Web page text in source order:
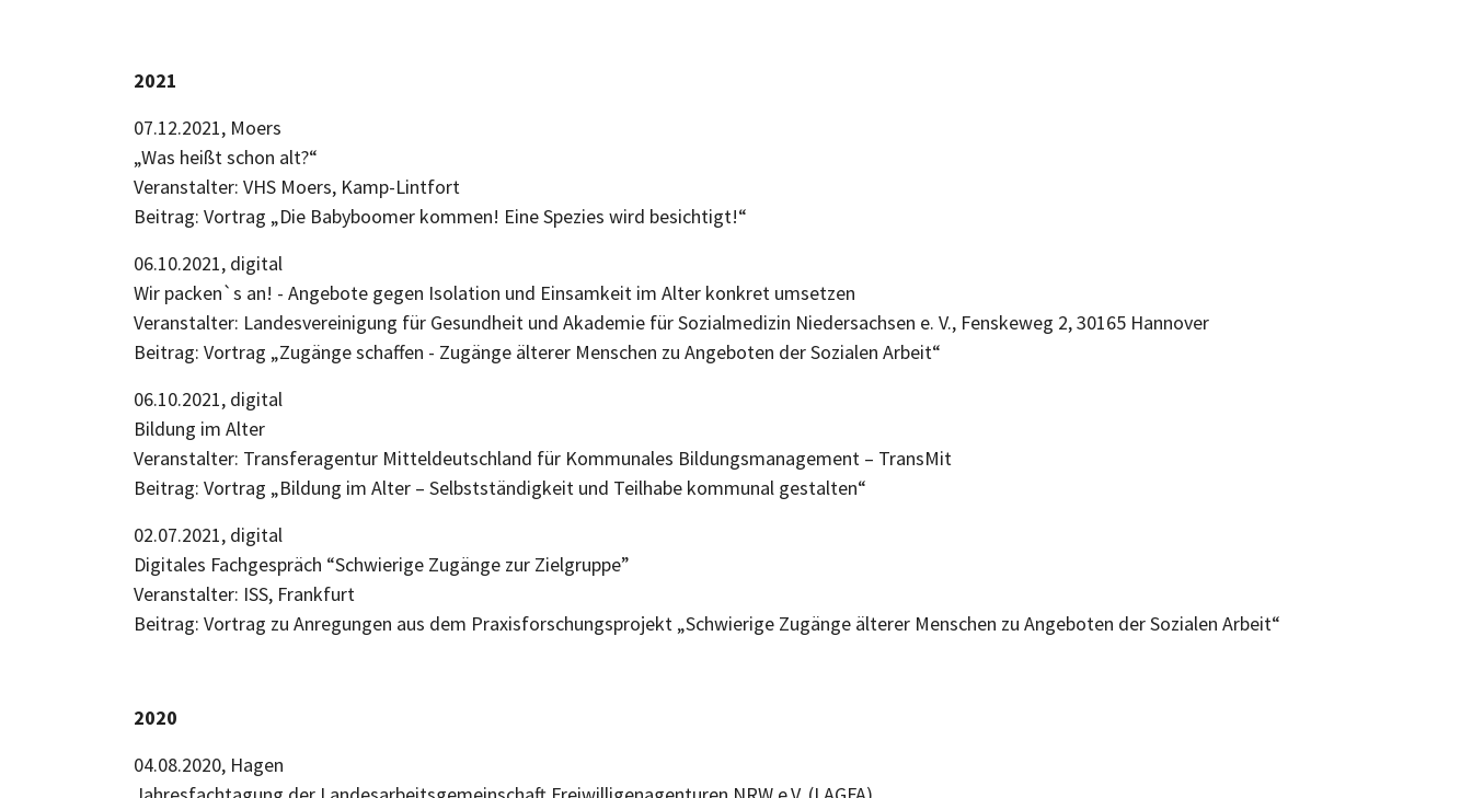
2021
07.12.2021, Moers
„Was heißt schon alt?“
Veranstalter: VHS Moers, Kamp-Lintfort
Beitrag: Vortrag „Die Babyboomer kommen! Eine Spezies wird besichtigt!“
06.10.2021, digital
Wir packen`s an! - Angebote gegen Isolation und Einsamkeit im Alter konkret umsetzen
Veranstalter: Landesvereinigung für Gesundheit und Akademie für Sozialmedizin Niedersachsen e. V., Fenskeweg 2, 30165 Hannover
Beitrag: Vortrag „Zugänge schaffen - Zugänge älterer Menschen zu Angeboten der Sozialen Arbeit“
06.10.2021, digital
Bildung im Alter
Veranstalter: Transferagentur Mitteldeutschland für Kommunales Bildungsmanagement – TransMit
Beitrag: Vortrag „Bildung im Alter – Selbstständigkeit und Teilhabe kommunal gestalten“
02.07.2021, digital
Digitales Fachgespräch “Schwierige Zugänge zur Zielgruppe”
Veranstalter: ISS, Frankfurt
Beitrag: Vortrag zu Anregungen aus dem Praxisforschungsprojekt „Schwierige Zugänge älterer Menschen zu Angeboten der Sozialen Arbeit“
2020
04.08.2020, Hagen